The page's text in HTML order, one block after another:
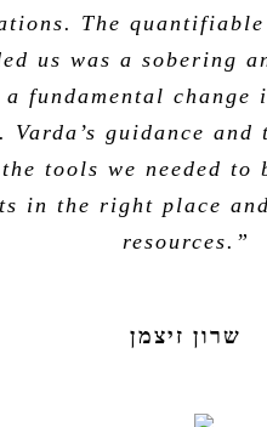
The
us was a sobering
a fundamental change
Varda’s guidance and
tools we needed to
in the right place
resources.”
שרון זיצמן